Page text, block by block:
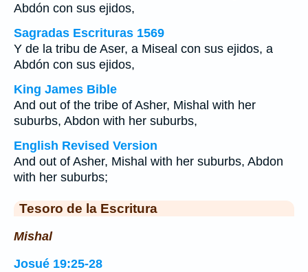
Abdón con sus ejidos,
Sagradas Escrituras 1569
Y de la tribu de Aser, a Miseal con sus ejidos, a
Abdón con sus ejidos,
King James Bible
And out of the tribe of Asher, Mishal with her
suburbs, Abdon with her suburbs,
English Revised Version
And out of Asher, Mishal with her suburbs, Abdon
with her suburbs;
Tesoro de la Escritura
Mishal
Josué 19:25-28